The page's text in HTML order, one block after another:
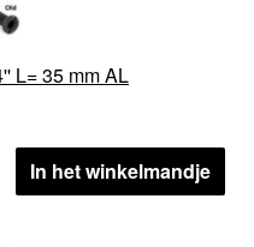
L= 35 mm AL
In het winkelmandje